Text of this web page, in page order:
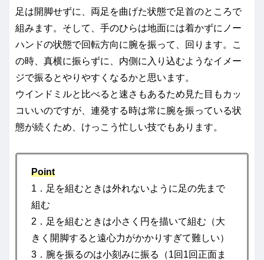
足は開脚せずに、両足を曲げた状態で足首のところで
組みます。そして、手のひらは地面には着かずにノー
ハンドの状態で回転方向に腕を振って、回ります。こ
の時、真横に振らずに、内側に入り込むようなイメー
ジで振るとやりやすくなるかと思います。
ウインドミルと比べると速さもあるため見た目もカッ
コいいのですが、連発する時は常に腕を振っている状
態が続くため、けっこう忙しい技でもあります。
Point
1．足を組むときは外れないように足の先まで
組む
2．足を組むときは小さく円を描いて組む（大
きく開脚すると遠心力がかかりすぎて難しい）
3．腕を振るのは小刻みに振る（1回1回正面ま